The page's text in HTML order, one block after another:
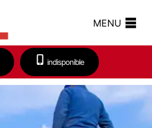
MENU
indisponible